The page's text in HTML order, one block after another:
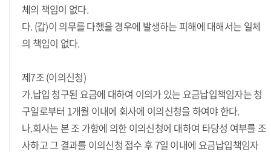
체의 책임이 없다.
다. (갑)이 의무를 다했을 경우에 발생하는 피해에 대해서는 일체
의 책임이 없다.
제7조 (이의신청)
가.납입 청구된 요금에 대하여 이의가 있는 요금납입책임자는 청
구일로부터 1개월 이내에 회사에 이의신청을 하여야 한다.
나.회사는 본 조 가항에 의한 이의신청에 대하여 타당성 여부를 조
사하고 그 결과를 이의신청 접수 후 7일 이내에 요금납입책임자